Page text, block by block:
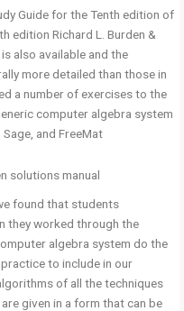
Guide for the Tenth edition of
edition Richard L. Burden &
also available and the
more detailed than those in
a number of exercises to the
computer algebra system
and FreeMat.
solutions manual
found that students
they worked through the
algebra system do the
to include in our
of all the techniques
given in a form that can be